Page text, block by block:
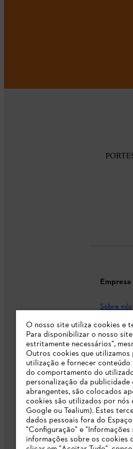
Empresa
Sobre nós
Imprensa
Carreira
Linha
Livro de
O nosso site utiliza cookies e
Para disponibilizar o nosso
estritamente necessários",
Outros cookies que
utilização e fornecer
do comportamento do
personalização da
abrangentes, são colocados
cookies são utilizados por
Google ou Tealium). Estes
dados pessoais fora do
"Configuração" e
informações sobre os cookies